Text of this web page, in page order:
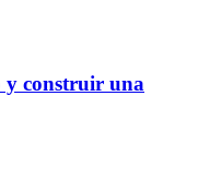
y construir una